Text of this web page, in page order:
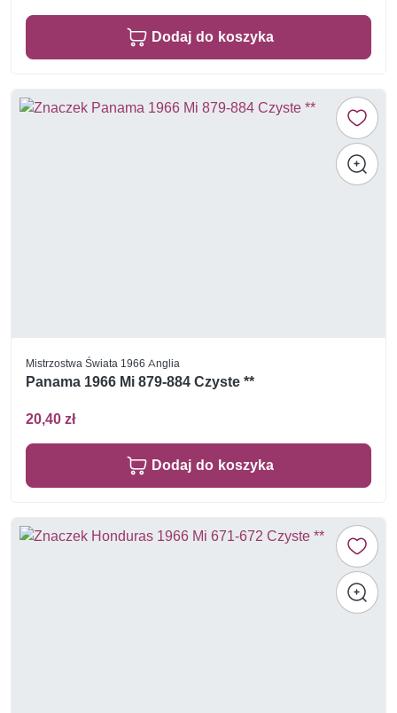
Dodaj do koszyka
Mistrzostwa Świata 1966 Anglia
Panama 1966 Mi 879-884 Czyste **
20,40 zł
Dodaj do koszyka